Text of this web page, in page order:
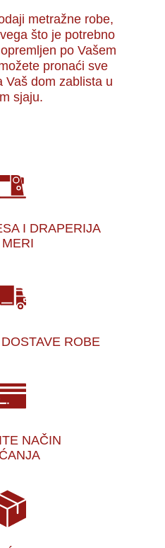
metražne robe,
što je potrebno
po Vašem
pronaći sve
Vaš dom zablista u
sjaju.
I DRAPERIJA
DOSTAVE ROBE
NAČIN